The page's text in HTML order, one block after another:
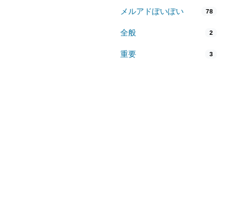
メルアドぽいぽい 78
全般 2
重要 3